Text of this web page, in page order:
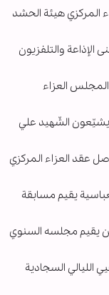
المركزي هيئة الحشد
سفراء 28 دولة لمبنى الإذاعة والتلفزيون
العزاء
يشيّعون الشّهيد علي
عقد العزاء المركزي
يقيم مسابقة
يقيم مجلسه السنوي
الليالي السجادية